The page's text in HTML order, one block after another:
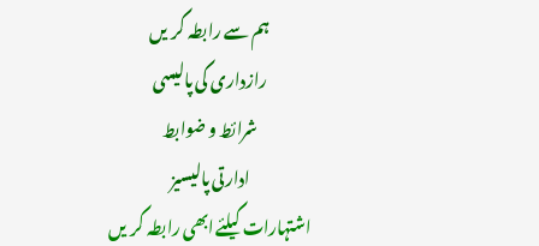
ہم سے رابطہ کریں
رازداری کی پالیسی
شرائط و ضوابط
ادارتی پالیسیز
اشتہارات کیلئے ابھی رابطہ کریں